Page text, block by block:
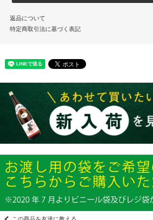
返品について
特定商取引法に基づく表記